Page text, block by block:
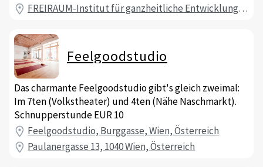
FREIRAUM-Institut für ganzheitliche Entwicklung OG, Liechtensteinstraße, Wien, Österreich
Feelgoodstudio
Das charmante Feelgoodstudio gibt's gleich zweimal:
Im 7ten (Volkstheater) und 4ten (Nähe Naschmarkt).
Schnupperstunde EUR 10
Feelgoodstudio, Burggasse, Wien, Österreich
Paulanergasse 13, 1040 Wien, Österreich